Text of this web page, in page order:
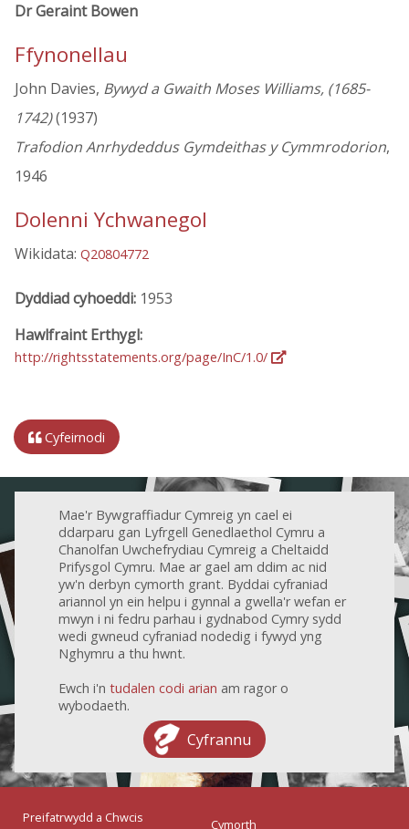
Dr Geraint Bowen
Ffynonellau
John Davies, Bywyd a Gwaith Moses Williams, (1685-
1742)(1937)
Trafodion Anrhydeddus Gymdeithas y Cymmrodorion,
1946
Dolenni Ychwanegol
Wikidata: Q20804772
Dyddiad cyhoeddi: 1953
Hawlfraint Erthygl:
http://rightsstatements.org/page/InC/1.0/
Cyfeirnodi
Mae'r Bywgraffiadur Cymreig yn cael ei
ddarparu gan Lyfrgell Genedlaethol Cymru a
Chanolfan Uwchefrydiau Cymreig a Cheltaidd
Prifysgol Cymru. Mae ar gael am ddim ac nid
yw'n derbyn cymorth grant. Byddai cyfraniad
ariannol yn ein helpu i gynnal a gwella'r wefan er
mwyn i ni fedru parhau i gydnabod Cymry sydd
wedi gwneud cyfraniad nodedig i fywyd yng
Nghymru a thu hwnt.
Ewch i'n tudalen codi arian am ragor o
wybodaeth.
Cyfrannu
Preifatrwydd a Chwcis Cymorth